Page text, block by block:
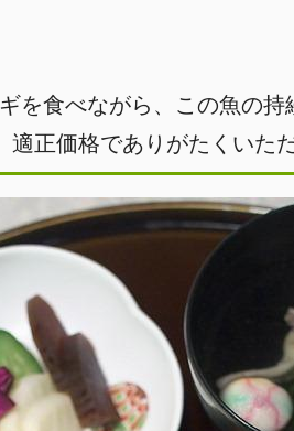
を食べながら、この魚の
適正価格でありがたくいただ